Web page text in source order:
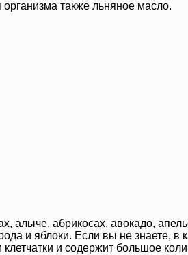
также льняное масло.
алыче, абрикосах, авокадо,
и яблоки. Если вы не знаете, в
и содержит большое